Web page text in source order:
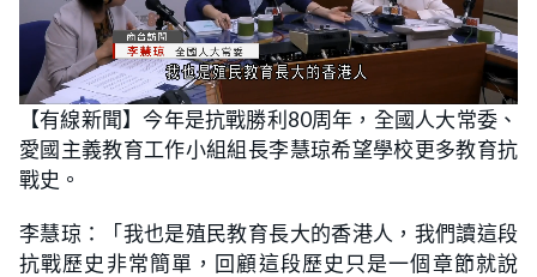
U
n
m
t
e
L
o
a
d
e
d
2
3
%
【有線新聞】今年是抗戰勝利80周年，全國人大常委、
愛國主義教育工作小組組長李慧琼希望學校更多教育抗
戰史。
李慧琼：「我也是殖民教育長大的香港人，我們讀這段
抗戰歷史非常簡單，回顧這段歷史只是一個章節就說